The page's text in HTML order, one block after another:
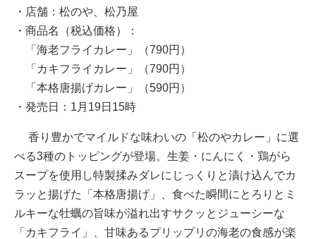
・店舗：松のや、松乃屋
・商品名（税込価格）：
「海老フライカレー」（790円）
「カキフライカレー」（790円）
「本格唐揚げカレー」（590円）
・発売日：1月19日15時
香り豊かでマイルドな味わいの「松のやカレー」に選
べる3種のトッピングが登場。生姜・にんにく・鶏がら
スープを使用し特製揉みダレにじっくりと漬け込んでカ
ラッと揚げた「本格唐揚げ」、食べた瞬間にとろりとミ
ルキーな牡蠣の旨味が溢れ出すサクッとジューシーな
「カキフライ」、甘味あるプリップリの海老の食感が楽